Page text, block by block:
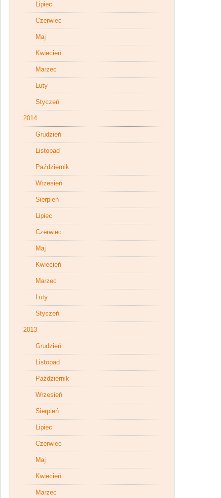
Lipiec
Czerwiec
Maj
Kwiecień
Marzec
Luty
Styczeń
2014
Grudzień
Listopad
Październik
Wrzesień
Sierpień
Lipiec
Czerwiec
Maj
Kwiecień
Marzec
Luty
Styczeń
2013
Grudzień
Listopad
Październik
Wrzesień
Sierpień
Lipiec
Czerwiec
Maj
Kwiecień
Marzec